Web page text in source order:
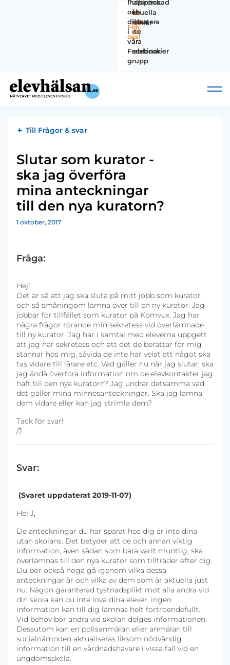
Missa
inte!
Fullspäckad
vår-
missa
inte
våra
webbinarier
Håll
koll!
Aktuella
artiklar
Följ
oss!
Inspireras
och
diskutera
i
vår
Facebook-
grupp
Till Frågor & svar
Slutar som kurator -
ska jag överföra
mina anteckningar
till den nya kuratorn?
1 oktober, 2017
Fråga:
Hej!
Det är så att jag ska sluta på mitt jobb som kurator
och så småningom lämna över till en ny kurator. Jag
jobbar för tillfället som kurator på Komvux. Jag har
några frågor rörande min sekretess vid överlämnade
till ny kurator. Jag har i samtal med eleverna uppgett
att jag har sekretess och att det de berättar för mig
stannar hos mig, såvida de inte har velat att något ska
tas vidare till lärare etc. Vad gäller nu när jag slutar, ska
jag ändå överföra information om de elevkontakter jag
haft till den nya kuratorn? Jag undrar detsamma vad
det gäller mina minnesanteckningar. Ska jag lämna
dem vidare eller kan jag strimla dem?
Tack för svar!
/J
Svar:
(Svaret uppdaterat 2019-11-07)
Hej J,
De anteckningar du har sparat hos dig är inte dina
utan skolans. Det betyder att de och annan viktig
information, även sådan som bara varit muntlig, ska
överlämnas till den nya kurator som tillträder efter dig.
Du bör också noga gå igenom vilka dessa
anteckningar är och vilka av dem som är aktuella just
nu. Någon garanterad tystnadsplikt mot alla andra vid
din skola kan du inte lova dina elever, ingen
information kan till dig lämnas helt förtroendefullt.
Vid behov bör andra vid skolan delges informationen.
Dessutom kan en polisanmälan eller anmälan till
socialnämnden aktualiseras liksom nödvändig
information till en vårdnadshavare i vissa fall vid en
ungdomsskola.